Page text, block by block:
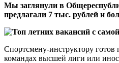
Мы заглянули в
предлагали 7 тыс. рублей и
Спортсмену-инструктору готов
командах высшей лиги или